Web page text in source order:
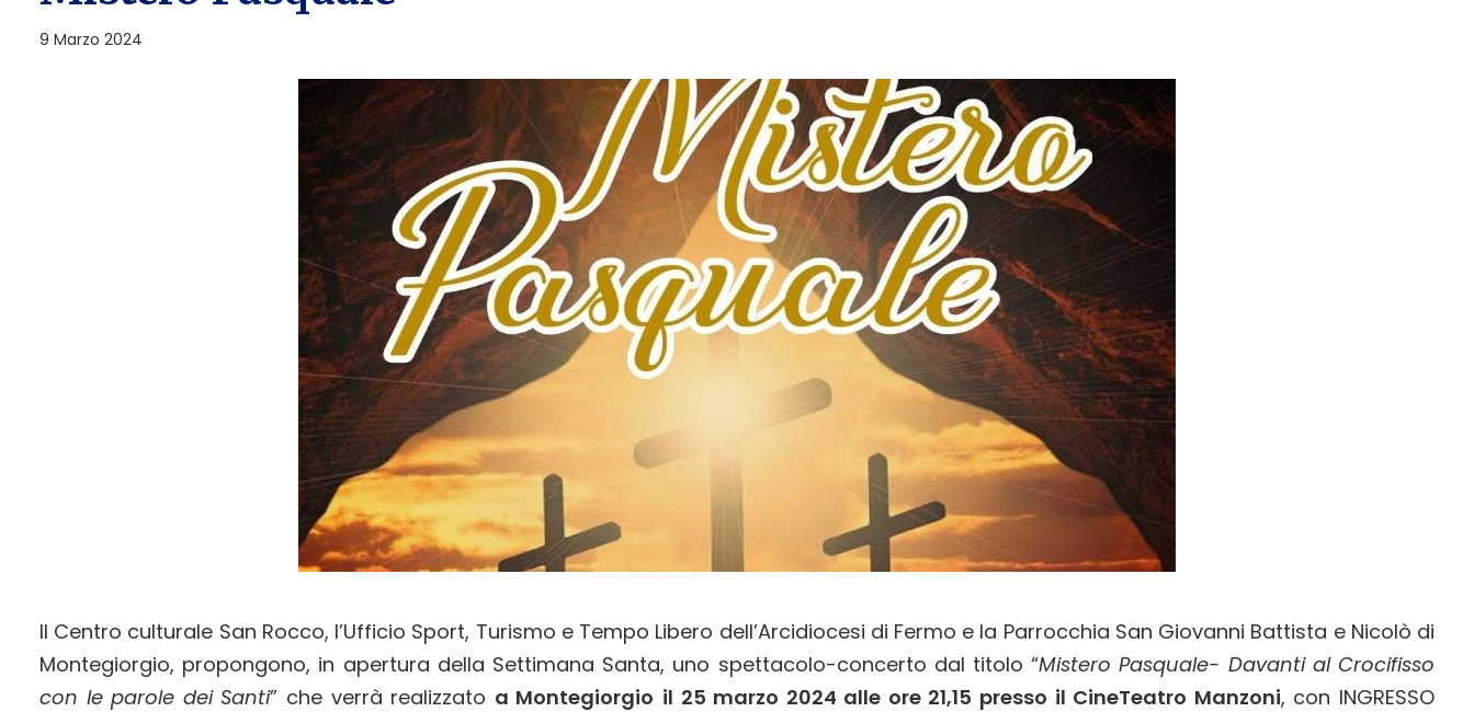
9 Marzo 2024
Il Centro culturale San Rocco, l’Ufficio Sport, Turismo e Tempo Libero dell’Arcidiocesi di Fermo e la Parrocchia San Giovanni Battista e Nicolò di
Montegiorgio, propongono, in apertura della Settimana Santa, uno spettacolo-concerto dal titolo “Mistero Pasquale- Davanti al Crocifisso
con le parole dei Santi” che verrà realizzato a Montegiorgio il 25 marzo 2024 alle ore 21,15 presso il CineTeatro Manzoni, con INGRESSO